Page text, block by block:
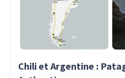
Chili et Argentine :